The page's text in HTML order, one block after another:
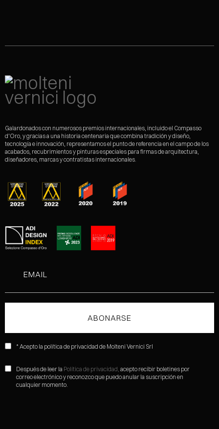
Galardonados con numerosos premios internacionales, incluido el Compasso
d'Oro, y gracias a una historia centenaria que combina tradición y diseño,
tecnología e innovación, representamos el punto de referencia en el campo de los
acabados, recubrimientos y pinturas especiales para firmas de arquitectura,
diseñadores, marcas y contratistas internacionales.
* Acepto la política de privacidad de Molteni Vernici Srl
Después de leer la Política de privacidad, acepto recibir boletines por
correo electrónico y reconozco que puedo anular la suscripción en
cualquier momento.